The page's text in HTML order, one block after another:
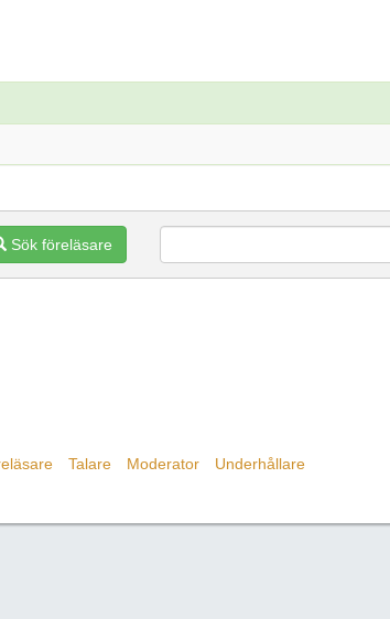
Sök föreläsare
Talare Moderator Underhållare